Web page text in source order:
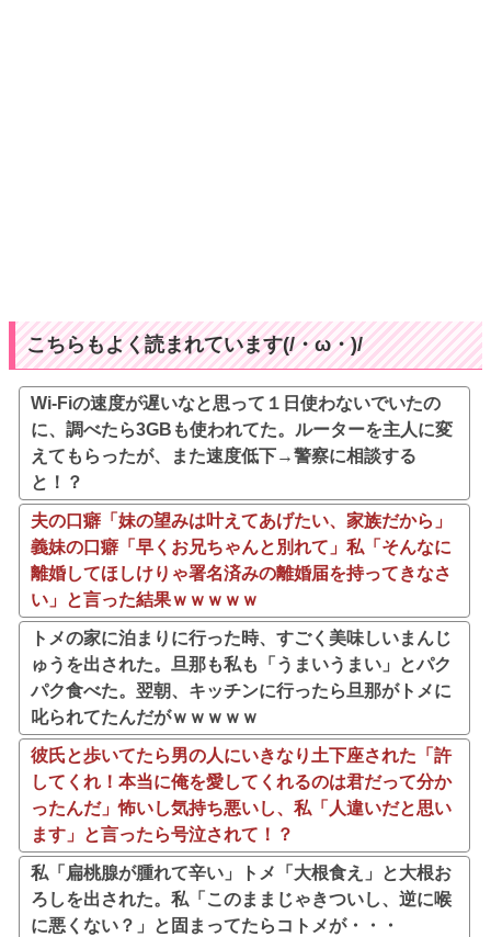
こちらもよく読まれています(/・ω・)/
Wi-Fiの速度が遅いなと思って１日使わないでいたの
に、調べたら3GBも使われてた。ルーターを主人に変
えてもらったが、また速度低下→警察に相談する
と！？
夫の口癖「妹の望みは叶えてあげたい、家族だから」
義妹の口癖「早くお兄ちゃんと別れて」私「そんなに
離婚してほしけりゃ署名済みの離婚届を持ってきなさ
い」と言った結果ｗｗｗｗｗ
トメの家に泊まりに行った時、すごく美味しいまんじ
ゅうを出された。旦那も私も「うまいうまい」とパク
パク食べた。翌朝、キッチンに行ったら旦那がトメに
叱られてたんだがｗｗｗｗｗ
彼氏と歩いてたら男の人にいきなり土下座された「許
してくれ！本当に俺を愛してくれるのは君だって分か
ったんだ」怖いし気持ち悪いし、私「人違いだと思い
ます」と言ったら号泣されて！？
私「扁桃腺が腫れて辛い」トメ「大根食え」と大根お
ろしを出された。私「このままじゃきついし、逆に喉
に悪くない？」と固まってたらコトメが・・・